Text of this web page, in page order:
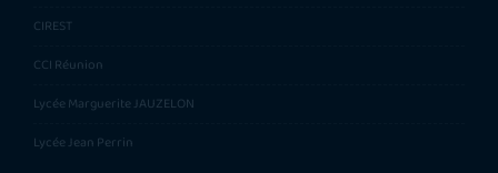
CIREST
CCI Réunion
Lycée Marguerite JAUZELON
Lycée Jean Perrin